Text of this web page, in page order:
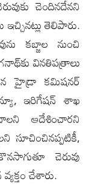
చెందినదేనని
తెలిపారు.
కబ్జాల నుంచి
వినతిపత్రాలు
హైడ్రా కమిషనర్
ఇరిగేషన్ శాఖ
ఆదేశించారని
సూచించినప్పటికీ,
చెరువు
చేశారు.